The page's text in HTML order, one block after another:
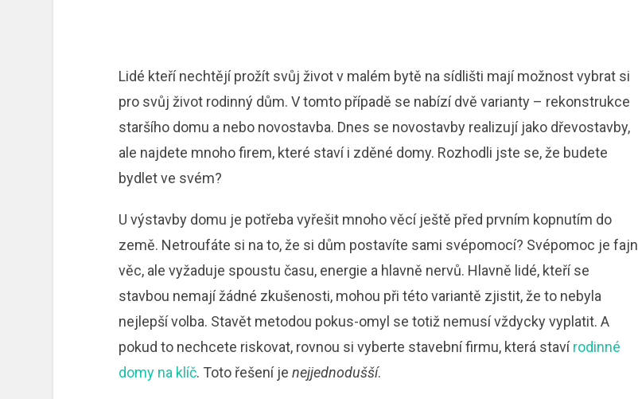
Lidé kteří nechtějí prožít svůj život v malém bytě na sídlišti mají možnost vybrat si
pro svůj život rodinný dům. V tomto případě se nabízí dvě varianty – rekonstrukce
staršího domu a nebo novostavba. Dnes se novostavby realizují jako dřevostavby,
ale najdete mnoho firem, které staví i zděné domy. Rozhodli jste se, že budete
bydlet ve svém?
U výstavby domu je potřeba vyřešit mnoho věcí ještě před prvním kopnutím do
země. Netroufáte si na to, že si dům postavíte sami svépomocí? Svépomoc je fajn
věc, ale vyžaduje spoustu času, energie a hlavně nervů. Hlavně lidé, kteří se
stavbou nemají žádné zkušenosti, mohou při této variantě zjistit, že to nebyla
nejlepší volba. Stavět metodou pokus-omyl se totiž nemusí vždycky vyplatit. A
pokud to nechcete riskovat, rovnou si vyberte stavební firmu, která stavírodinné
domy na klíč. Toto řešení je nejjednodušší.